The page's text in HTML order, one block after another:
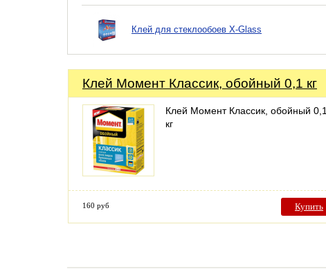
Клей для стеклообоев X-Glass
Клей Момент Классик, обойный 0,1 кг
Клей Момент Классик, обойный 0,1
кг
160 руб Купить